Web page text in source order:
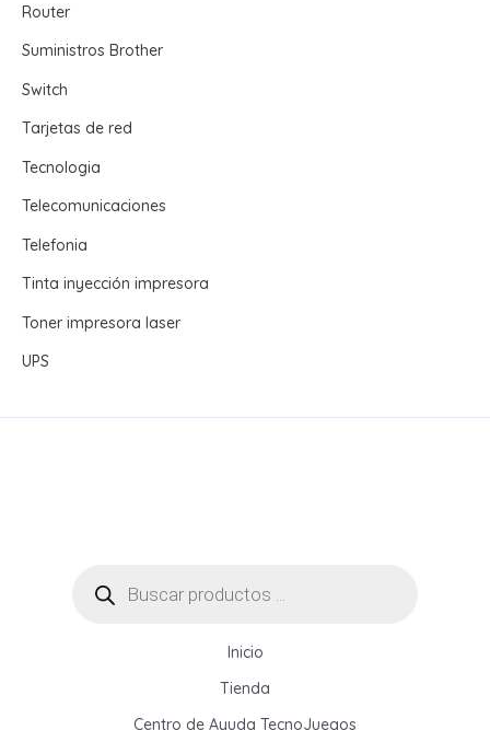
Router
Suministros Brother
Switch
Tarjetas de red
Tecnologia
Telecomunicaciones
Telefonia
Tinta inyección impresora
Toner impresora laser
UPS
productos
Inicio
Tienda
Centro de Ayuda TecnoJuegos